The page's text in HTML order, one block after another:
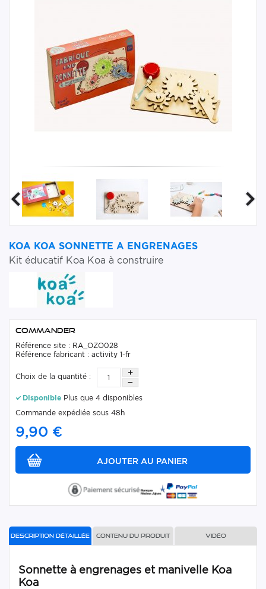
KOA KOA SONNETTE A ENGRENAGES
Kit éducatif Koa Koa à construire
Commander
Référence site : RA_OZO028
Référence fabricant : activity 1-fr
Choix de la quantité :
Disponible Plus que 4 disponibles
Commande expédiée sous 48h
9,90 €
Description détaillée Contenu du produit Vidéo
Sonnette à engrenages et manivelle Koa
Koa